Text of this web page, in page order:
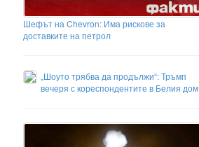
Шефът на Chevron: Има рискове за
доставките на петрол
„Шоуто трябва да продължи“: Тръмп
вечеря с кореспондентите в Белия дом